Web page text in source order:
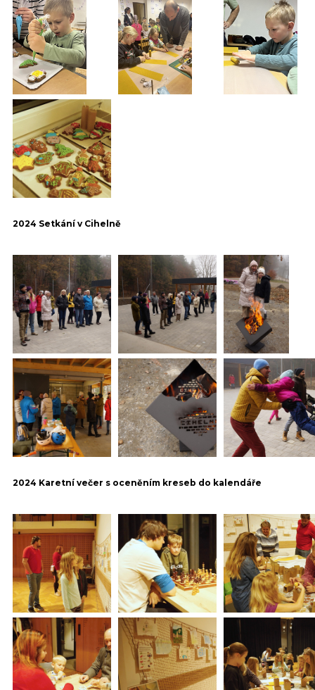
2024 Setkání v Cihelně
2024 Karetní večer s oceněním kreseb do kalendáře